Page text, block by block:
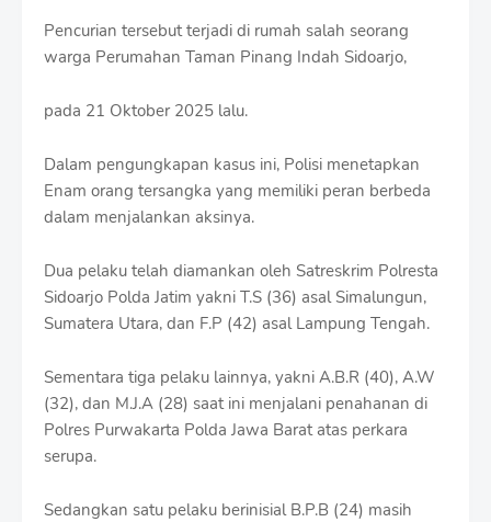
Pencurian tersebut terjadi di rumah salah seorang
warga Perumahan Taman Pinang Indah Sidoarjo,
pada 21 Oktober 2025 lalu.
Dalam pengungkapan kasus ini, Polisi menetapkan
Enam orang tersangka yang memiliki peran berbeda
dalam menjalankan aksinya.
Dua pelaku telah diamankan oleh Satreskrim Polresta
Sidoarjo Polda Jatim yakni T.S (36) asal Simalungun,
Sumatera Utara, dan F.P (42) asal Lampung Tengah.
Sementara tiga pelaku lainnya, yakni A.B.R (40), A.W
(32), dan M.J.A (28) saat ini menjalani penahanan di
Polres Purwakarta Polda Jawa Barat atas perkara
serupa.
Sedangkan satu pelaku berinisial B.P.B (24) masih
i
h
h
f
f
T
p
l
a
s